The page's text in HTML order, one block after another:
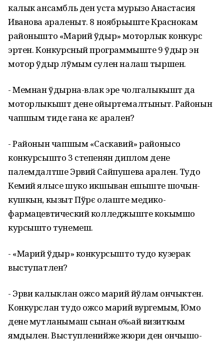
калык ансамбль ден уста мурызо Анастасия
Иванова араленыт. 8 ноябрьыште Краснокам
районышто «Марий ўдыр» моторлык конкурс
эртен. Конкурсный программыште 9 ўдыр эн
мотор ўдыр лўмым сулен налаш тыршен.
- Мемнан ўдырна-влак эре чолгалыкышт да
моторлыкышт дене ойыртемалтыныт. Районын
чапшым тиде гана кє арален?
- Районын чапшым «Саскавий» районысо
конкурсышто 3 степенян диплом дене
палемдалтше Эрвий Сайпушева арален. Тудо
Кемий ялысе шуко икшыван ешыште шочын-
кушкын, кызыт Пўрє олаште медико-
фармацевтический колледжыште кокымшо
курсышто тунемеш.
- «Марий ўдыр» конкурсышто тудо кузерак
выступатлен?
- Эрви калыклан ожсо марий йўлам ончыктен.
Конкурслан тудо ожсо марий вургемым, Юмо
дене мутланымаш сынан о‰ай визиткым
ямдылен. Выступленийже жюри ден ончышо-